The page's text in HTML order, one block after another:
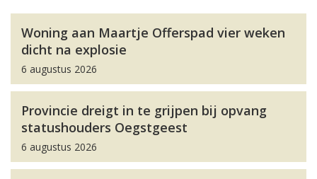
Woning aan Maartje Offerspad vier weken
dicht na explosie
6 augustus 2026
Provincie dreigt in te grijpen bij opvang
statushouders Oegstgeest
6 augustus 2026